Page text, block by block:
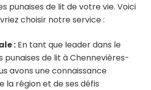
punaises de lit de votre vie. Voici
choisir notre service :
: En tant que leader dans le
de lit à Chennevières-
avons une connaissance
la région et de ses défis